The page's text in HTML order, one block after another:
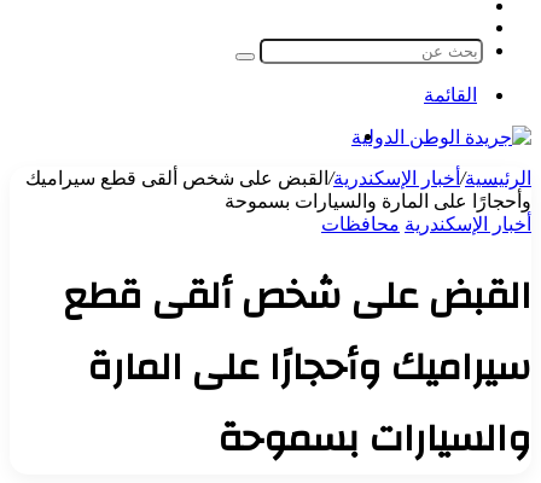
المظلم
بحث
القائمة
الرئيسية/ أخبار الإسكندرية/ القبض على شخص ألقى قطع سيراميك
وأحجارًا على المارة والسيارات بسموحة
أخبار الإسكندرية محافظات
القبض على شخص ألقى قطع
سيراميك وأحجارًا على المارة
والسيارات بسموحة